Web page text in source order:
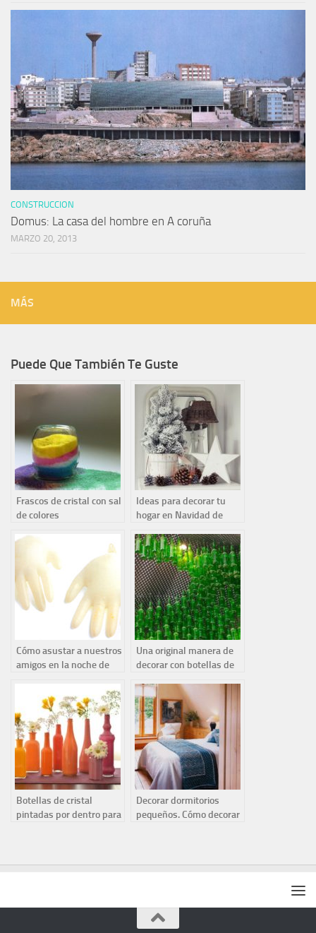
CONSTRUCCION
Domus: La casa del hombre en A coruña
MARZO 20, 2013
MÁS
Puede Que También Te Guste
Frascos de cristal con sal
de colores
Ideas para decorar tu
hogar en Navidad de
Cómo asustar a nuestros
amigos en la noche de
Una original manera de
decorar con botellas de
Botellas de cristal
pintadas por dentro para
Decorar dormitorios
pequeños. Cómo decorar